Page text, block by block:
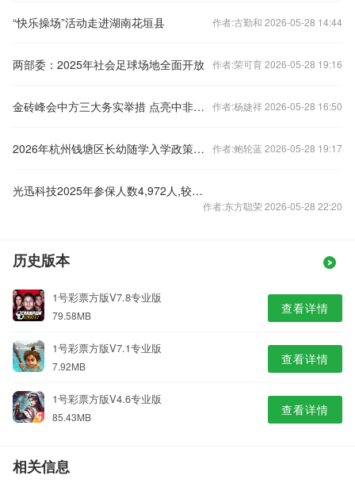
“快乐操场”活动走进湖南花垣县 作者:古勤和 2026-05-28 14:44
两部委：2025年社会足球场地全面开放 作者:荣可育 2026-05-28 19:16
金砖峰会中方三大务实举措 点亮中非中尼合作希望之光 作者:杨婕祥 2026-05-28 16:50
2026年杭州钱塘区长幼随学入学政策+申请材料 作者:鲍轮蓝 2026-05-28 19:17
光迅科技2025年参保人数4,972人,较上期增加1,219人、同比增长32.48%
作者:东方聪荣 2026-05-28 22:20
历史版本
1号彩票方版V7.8专业版
79.58MB 查看详情
1号彩票方版V7.1专业版
7.92MB 查看详情
1号彩票方版V4.6专业版
85.43MB 查看详情
相关信息